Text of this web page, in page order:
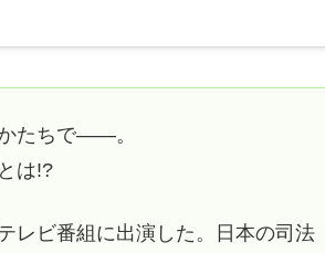
たちで――。
は!?
レビ番組に出演した。日本の司法